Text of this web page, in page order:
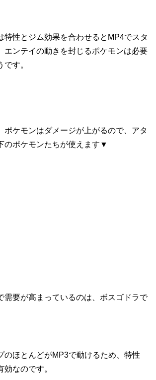
特性とジム効果を合わせるとMP4でスタ
エンテイの動きを封じるポケモンは必要
す。
ポケモンはダメージが上がるので、アタ
のポケモンたちが使えます▼
需要が高まっているのは、ボスゴドラで
のほとんどがMP3で動けるため、特性
効なのです。